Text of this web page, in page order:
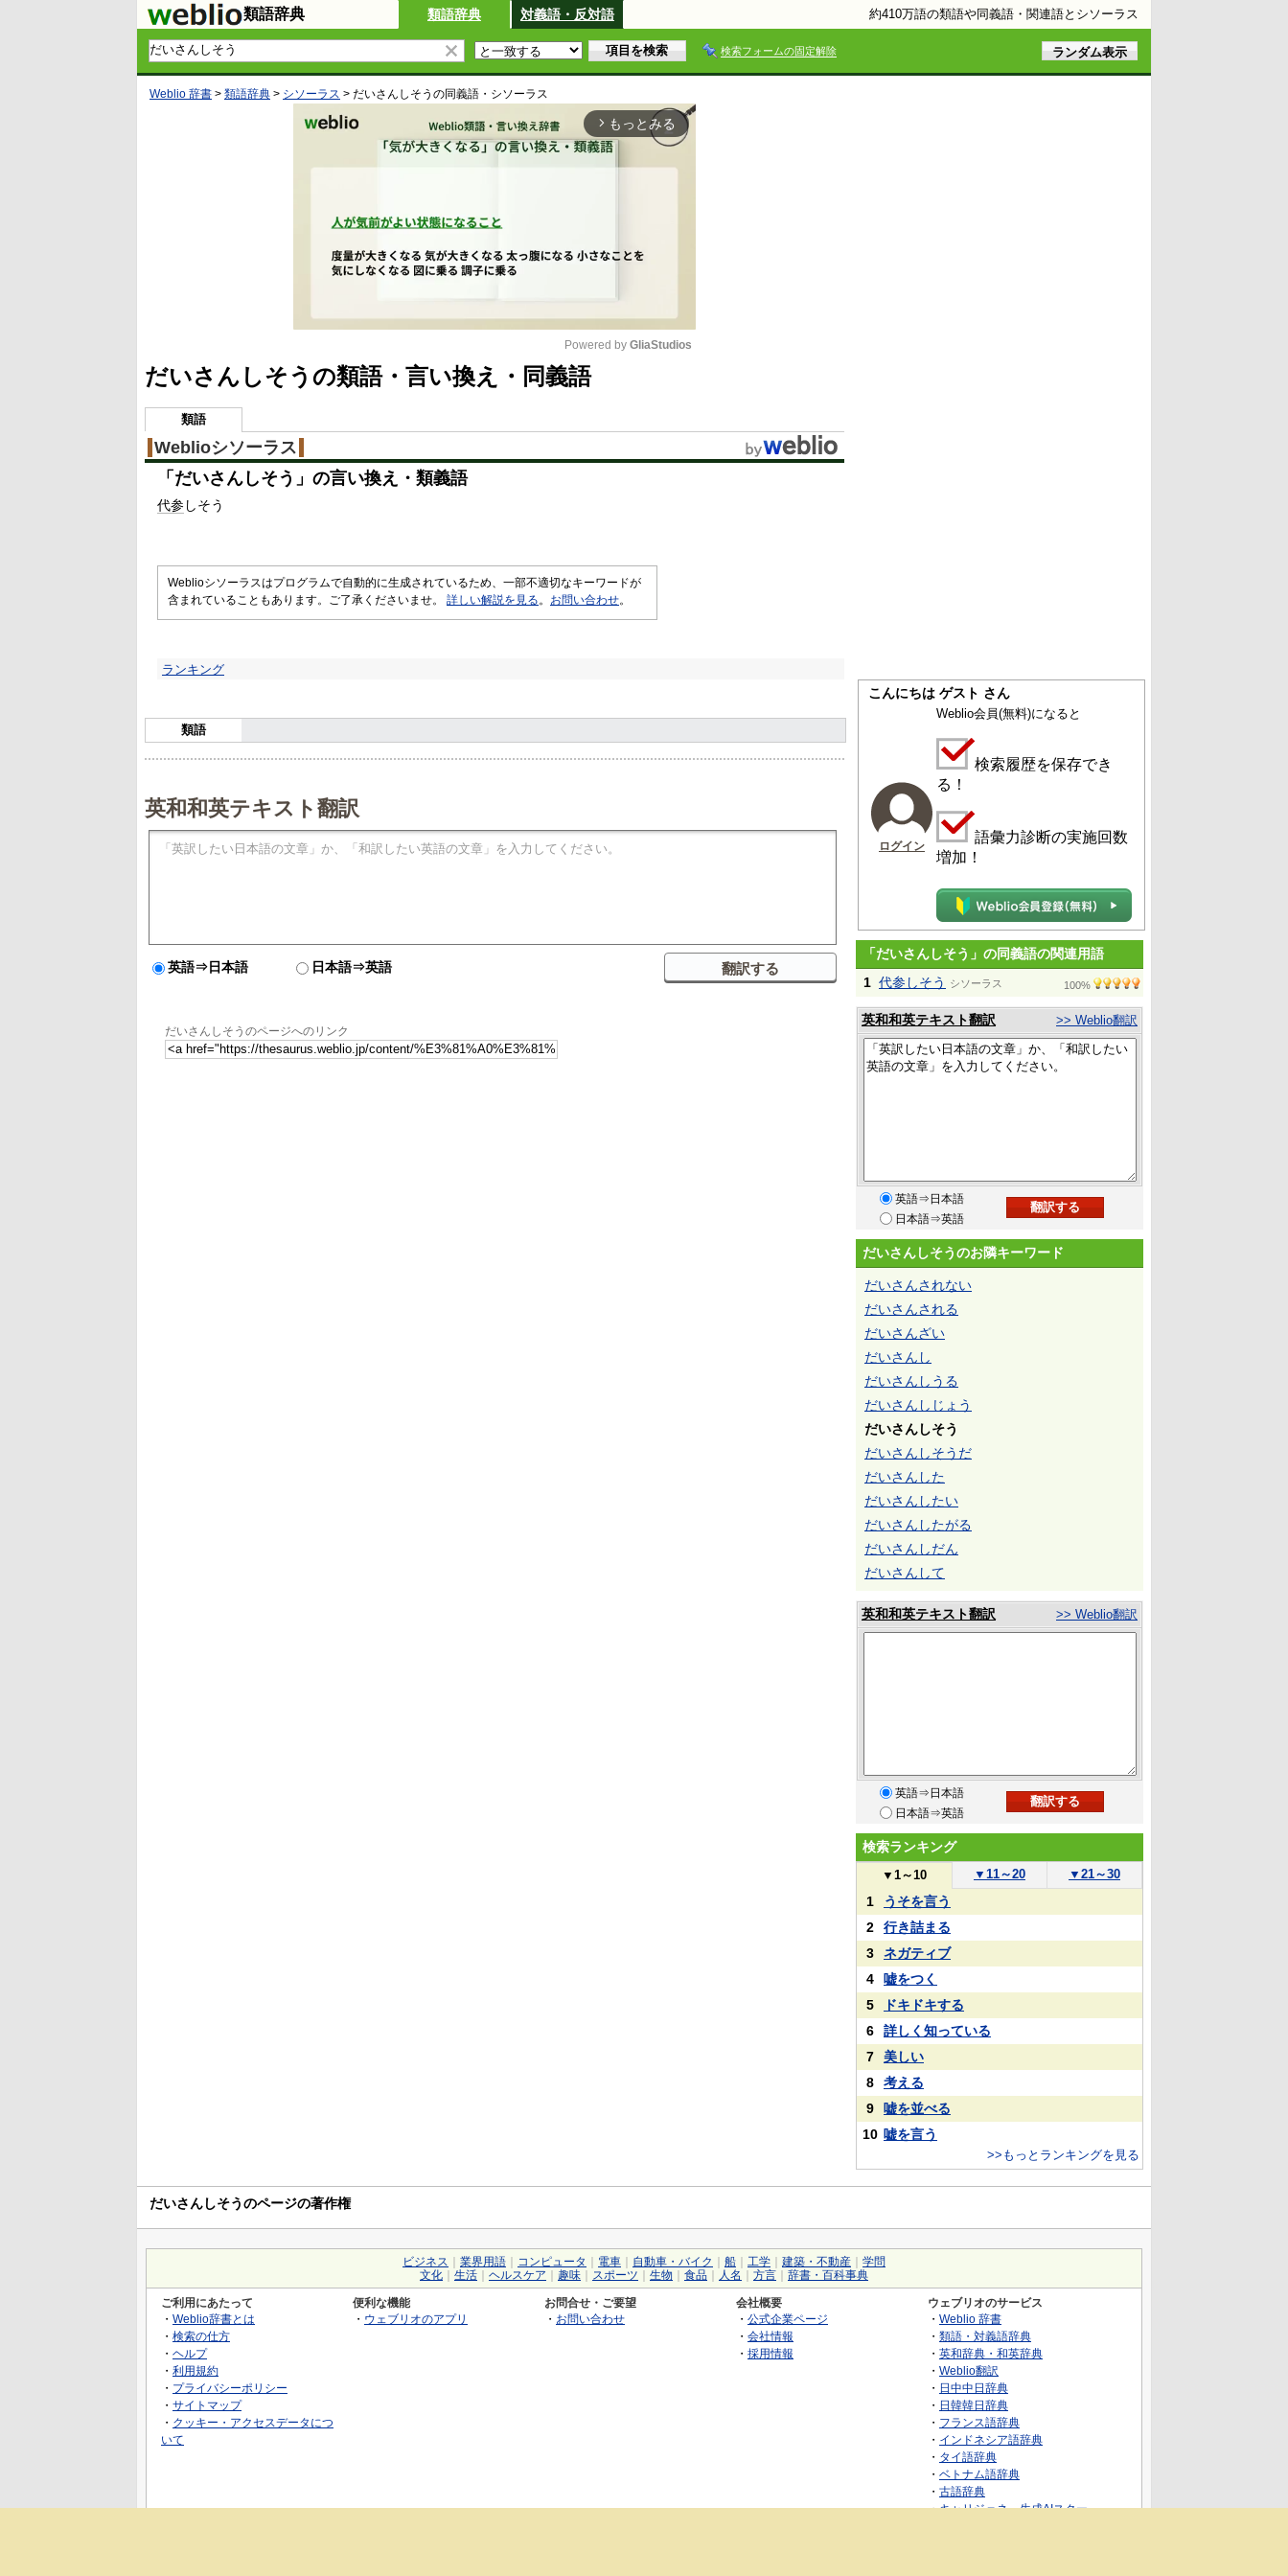
類語辞典 類語辞典 対義語・反対語 約410万語の類語や同義語・関連語とシソーラス
検索フォームの固定解除
Weblio 辞書 > 類語辞典 > シソーラス > だいさんしそう の同義語・シソーラス
arrow_forward_ios もっとみる
Powered by GliaStudios
だいさんしそうの類語・言い換え・同義語
類語
Weblioシソーラス
「 だいさんしそう 」の言い換え・類義語
代参 しそう
Weblioシソーラスはプログラムで自動的に生成されているため、一部不適切なキーワードが
含まれていることもあります。ご了承くださいませ。 詳しい解説を見る 。 お問い合わせ。
ランキング
類語
英和和英テキスト翻訳
英語⇒日本語 日本語⇒英語
だいさんしそうのページへのリンク
こんにちは ゲスト さん
ログイン
Weblio会員(無料)になると
検索履歴を保存でき
る！
語彙力診断の実施回数
増加！
「だいさんしそう」の同義語の関連用語
1 代参しそう シソーラス 100%
英和和英テキスト翻訳 >> Weblio翻訳
英語⇒日本語
日本語⇒英語
だいさんしそうのお隣キーワード
だいさんされない
だいさんされる
だいさんざい
だいさんし
だいさんしうる
だいさんしじょう
だいさんしそう
だいさんしそうだ
だいさんした
だいさんしたい
だいさんしたがる
だいさんしだん
だいさんして
英和和英テキスト翻訳 >> Weblio翻訳
英語⇒日本語
日本語⇒英語
検索ランキング
▼ 1～10 ▼ 11～20 ▼ 21～30
1
うそを言う
2
行き詰まる
3
ネガティブ
4
嘘をつく
5
ドキドキする
6
詳しく知っている
7
美しい
8
考える
9
嘘を並べる
10 嘘を言う
>>もっとランキングを見る
だいさんしそうのページの著作権
ビジネス 業界用語 コンピュータ 電車 自動車・バイク 船 工学 建築・不動産
学問
文化
生活 ヘルスケア 趣味 スポーツ 生物 食品 人名 方言 辞書・百科事典
ご利用にあたって
・ Weblio辞書とは
・ 検索の仕方
・ ヘルプ
・ 利用規約
・ プライバシーポリシー
・ サイトマップ
・ クッキー・アクセスデータにつ
いて
便利な機能
・ ウェブリオのアプリ
お問合せ・ご要望
・ お問い合わせ
会社概要
・ 公式企業ページ
・ 会社情報
・ 採用情報
ウェブリオのサービス
・ Weblio 辞書
・ 類語・対義語辞典
・ 英和辞典・和英辞典
・ Weblio翻訳
・ 日中中日辞典
・ 日韓韓日辞典
・ フランス語辞典
・ インドネシア語辞典
・ タイ語辞典
・ ベトナム語辞典
・ 古語辞典
・キャリジェネ～生成AIスクー